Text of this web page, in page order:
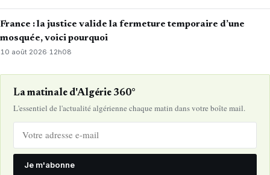
France : la justice valide la fermeture temporaire d’une
mosquée, voici pourquoi
10 août 2026·12h08
La matinale d'Algérie 360°
L'essentiel de l'actualité algérienne chaque matin dans votre boîte mail.
Je m'abonne